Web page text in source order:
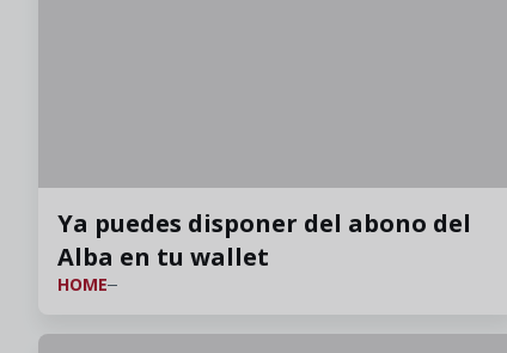
Ya puedes disponer del abono del
Alba en tu wallet
HOME